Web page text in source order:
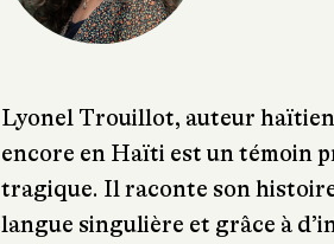
Lyonel Trouillot, auteur
encore en Haïti est un témoin
tragique. Il raconte son
langue singulière et grâce à